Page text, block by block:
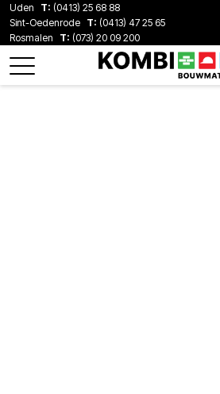
Uden T: (0413) 25 68 88
Sint-Oedenrode T: (0413) 47 25 65
Rosmalen
T: (073) 20 09 200